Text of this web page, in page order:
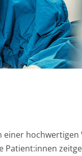
einer hochwertigen
Patient:innen